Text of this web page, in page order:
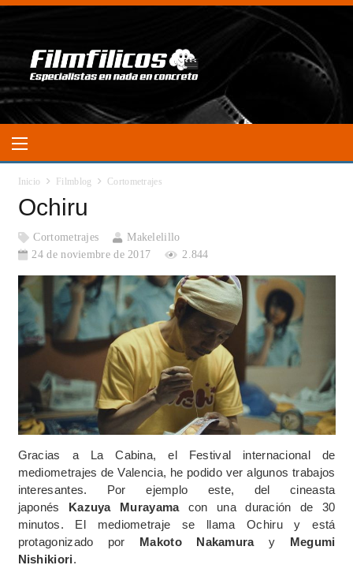
Inicio Filmblog Cortometrajes
Ochiru
Cortometrajes
Makelelillo
24 de noviembre de 2017
2.844
Gracias a La Cabina, el Festival internacional de
mediometrajes de Valencia, he podido ver algunos trabajos
interesantes. Por ejemplo este, del cineasta
japonés Kazuya Murayamacon una duración de 30
minutos. El mediometraje se llama Ochiru y está
protagonizado por Makoto Nakamuray Megumi
Nishikiori.